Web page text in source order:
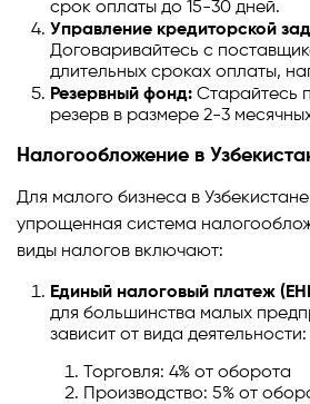
срок оплаты до 15-30 дней.
Управление кредиторской
Договаривайтесь с
длительных сроках оплаты,
Резервный фонд: Старайтесь
резерв в размере 2-3
Налогообложение в
Для малого бизнеса в
упрощенная система
виды налогов включают:
Единый налоговый платеж
для большинства малых
зависит от вида деятельности:
Торговля: 4% от оборота
Производство: 5% от